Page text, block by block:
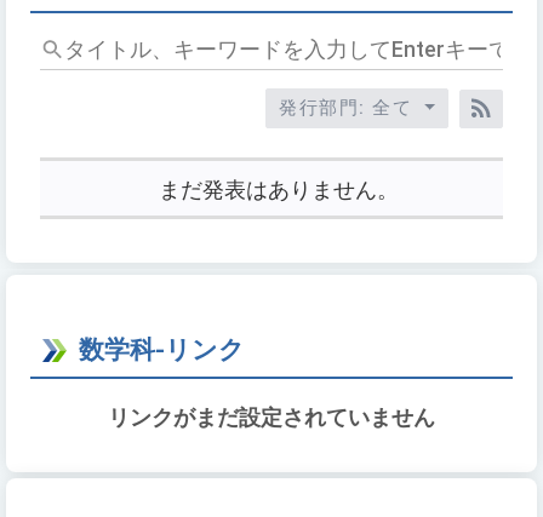
タ
イ
キ
ワ
ド
入
力
キ
発行部門: 全て
RSS
まだ発表はありません。
数学科-リンク
リンクがまだ設定されていません